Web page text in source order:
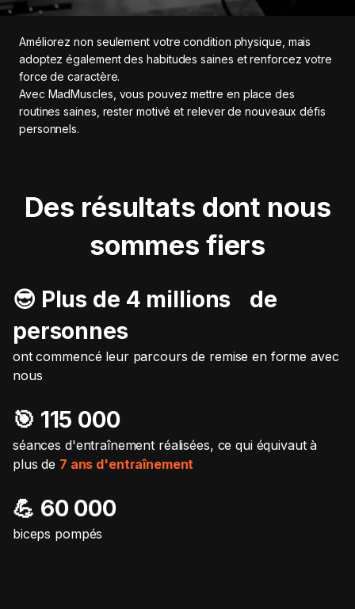
Améliorez non seulement votre condition physique, mais
adoptez également des habitudes saines et renforcez votre
force de caractère.
Avec MadMuscles, vous pouvez mettre en place des
routines saines, rester motivé et relever de nouveaux défis
personnels.
Des résultats dont nous
sommes fiers
😎 Plus de 4 millions de
personnes
ont commencé leur parcours de remise en forme avec
nous
🎯️ 115 000
séances d'entraînement réalisées, ce qui équivaut à
plus de 7 ans d'entraînement
💪 60 000
biceps pompés